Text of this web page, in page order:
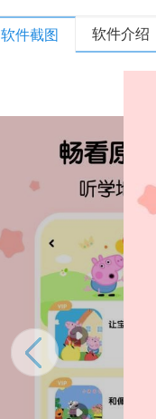
软件截图 软件介绍